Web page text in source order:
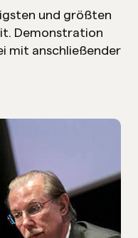
und größten
Demonstration
mit anschließender